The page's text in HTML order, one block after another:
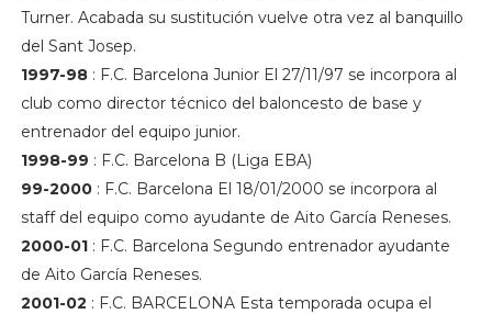
Turner. Acabada su sustitución vuelve otra vez al banquillo
del Sant Josep.
1997-98: F.C. Barcelona Junior El 27/11/97 se incorpora al
club como director técnico del baloncesto de base y
entrenador del equipo junior.
1998-99 : F.C. Barcelona B (Liga EBA)
99-2000: F.C. Barcelona El 18/01/2000 se incorpora al
staff del equipo como ayudante de Aito García Reneses.
2000-01: F.C. Barcelona Segundo entrenador ayudante
de Aito García Reneses.
2001-02 : F.C. BARCELONA Esta temporada ocupa el